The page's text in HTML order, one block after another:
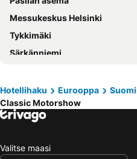
Messukeskus Helsinki
Tykkimäki
Särkänniemi
Helsingin jäähalli
Imatran kylpylä
Kamppi Shopping Center
Hotellihaku Eurooppa Suomi
Classic Motorshow
Valitse maasi